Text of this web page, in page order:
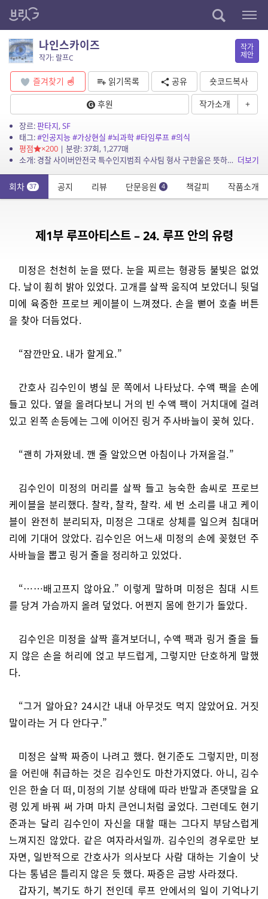
나인스카이즈
작가: 랄프C
작가
제안
즐겨찾기 읽기목록 공유
숏코드복사
후원
작가소개 +
장르:판타지,SF
태그:#인공지능#가상현실 #뇌과학#타임루프#의식
평점
×200| 분량: 37회, 1,277매
소개: 경찰 사이버안전국 특수인지범죄 수사팀 형사 구한울은 뜻하지 않게 보건복지부 국민정신건강진흥원 요원으로 파견근무를 수행하게 된다. 국민정신건강진흥원은 초정밀 개인화 가상현실 시스템 ... 더보기
회차 37 공지 리뷰 단문응원 4 책갈피 작품소개
제1부 루프아티스트 – 24. 루프 안의 유령
미정은 천천히 눈을 떴다. 눈을 찌르는 형광등 불빛은 없었
다. 날이 훤히 밝아 있었다. 고개를 살짝 움직여 보았더니 뒷덜
미에 육중한 프로브 케이블이 느껴졌다. 손을 뻗어 호출 버튼
을 찾아 더듬었다.
“잠깐만요. 내가 할게요.”
간호사 김수인이 병실 문 쪽에서 나타났다. 수액 팩을 손에
들고 있다. 옆을 올려다보니 거의 빈 수액 팩이 거치대에 걸려
있고 왼쪽 손등에는 그에 이어진 링거 주사바늘이 꽂혀 있다.
“괜히 가져왔네. 깬 줄 알았으면 아침이나 가져올걸.”
김수인이 미정의 머리를 살짝 들고 능숙한 솜씨로 프로브
케이블을 분리했다. 찰칵, 찰칵, 찰칵. 세 번 소리를 내고 케이
블이 완전히 분리되자, 미정은 그대로 상체를 일으켜 침대머
리에 기대어 앉았다. 김수인은 어느새 미정의 손에 꽂혔던 주
사바늘을 뽑고 링거 줄을 정리하고 있었다.
“……배고프지 않아요.” 이렇게 말하며 미정은 침대 시트
를 당겨 가슴까지 올려 덮었다. 어쩐지 몸에 한기가 돌았다.
김수인은 미정을 살짝 흘겨보더니, 수액 팩과 링거 줄을 들
지 않은 손을 허리에 얹고 부드럽게, 그렇지만 단호하게 말했
다.
“그거 알아요? 24시간 내내 아무것도 먹지 않았어요. 거짓
말이라는 거 다 안다구.”
미정은 살짝 짜증이 나려고 했다. 현기준도 그렇지만, 미정
을 어린애 취급하는 것은 김수인도 마찬가지였다. 아니, 김수
인은 한술 더 떠, 미정의 기분 상태에 따라 반말과 존댓말을 요
령 있게 바꿔 써 가며 마치 큰언니처럼 굴었다. 그런데도 현기
준과는 달리 김수인이 자신을 대할 때는 그다지 부담스럽게
느껴지진 않았다. 같은 여자라서일까. 김수인의 경우로만 보
자면, 일반적으로 간호사가 의사보다 사람 대하는 기술이 낫
다는 통념은 틀리지 않은 듯 했다. 짜증은 금방 사라졌다.
갑자기, 복기도 하기 전인데 루프 안에서의 일이 기억나기